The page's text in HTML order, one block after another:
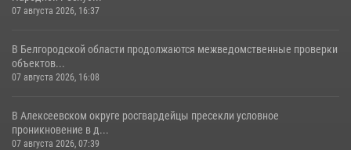
07 августа 2026, 16:37
В Белгородской области продолжаются межведомственные проверки
объектов...
07 августа 2026, 16:08
В Алексеевском округе росгвардейцы пресекли условное
проникновение в д...
07 августа 2026, 07:39